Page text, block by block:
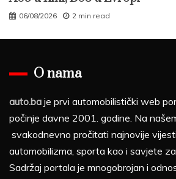
06/08/2026 2 min read
O nama
auto.ba je prvi automobilistički web
počinje davne 2001. godine. Na
svakodnevno pročitati najnovije
automobilizma, sporta kao i savjete za
Sadržaj portala je mnogobrojan i